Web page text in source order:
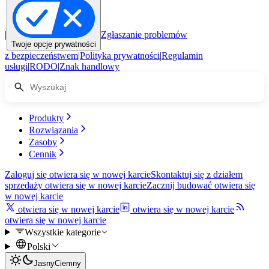
|
Twoje opcje prywatności
Zgłaszanie problemów
z bezpieczeństwem|Polityka prywatności|Regulamin
usługi|RODO|Znak handlowy
Produkty
Rozwiązania
Zasoby
Cennik
Zaloguj się otwiera się w nowej karcieSkontaktuj się z działem
sprzedaży otwiera się w nowej karcieZacznij budować otwiera się
w nowej karcie
otwiera się w nowej karcie
otwiera się w nowej karcie
otwiera się w nowej karcie
Wszystkie kategorie
Polski
JasnyCiemny